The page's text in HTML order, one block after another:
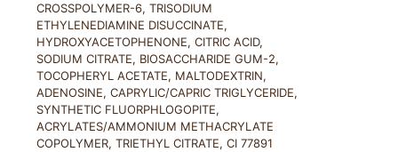
CROSSPOLYMER-6, TRISODIUM
ETHYLENEDIAMINE DISUCCINATE,
HYDROXYACETOPHENONE, CITRIC ACID,
SODIUM CITRATE, BIOSACCHARIDE GUM-2,
TOCOPHERYL ACETATE, MALTODEXTRIN,
ADENOSINE, CAPRYLIC/CAPRIC TRIGLYCERIDE,
SYNTHETIC FLUORPHLOGOPITE,
ACRYLATES/AMMONIUM METHACRYLATE
COPOLYMER, TRIETHYL CITRATE, CI 77891